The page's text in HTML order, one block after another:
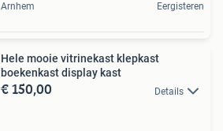
Arnhem Eergisteren
Hele mooie vitrinekast klepkast
boekenkast display kast
€ 150,00 Details